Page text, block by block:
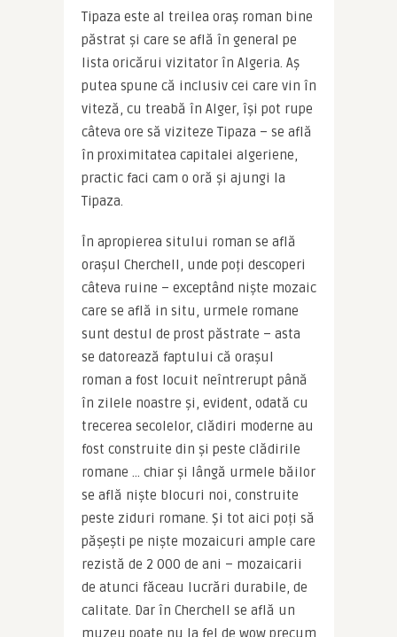
Tipaza este al treilea oraș roman bine
păstrat și care se află în general pe
lista oricărui vizitator în Algeria. Aș
putea spune că inclusiv cei care vin în
viteză, cu treabă în Alger, își pot rupe
câteva ore să viziteze Tipaza – se află
în proximitatea capitalei algeriene,
practic faci cam o oră și ajungi la
Tipaza.
În apropierea sitului roman se află
orașul Cherchell, unde poți descoperi
câteva ruine – exceptând niște mozaic
care se află in situ, urmele romane
sunt destul de prost păstrate – asta
se datorează faptului că orașul
roman a fost locuit neîntrerupt până
în zilele noastre și, evident, odată cu
trecerea secolelor, clădiri moderne au
fost construite din și peste clădirile
romane … chiar și lângă urmele băilor
se află niște blocuri noi, construite
peste ziduri romane. Și tot aici poți să
pășești pe niște mozaicuri ample care
rezistă de 2 000 de ani – mozaicarii
de atunci făceau lucrări durabile, de
calitate. Dar în Cherchell se află un
muzeu poate nu la fel de wow precum